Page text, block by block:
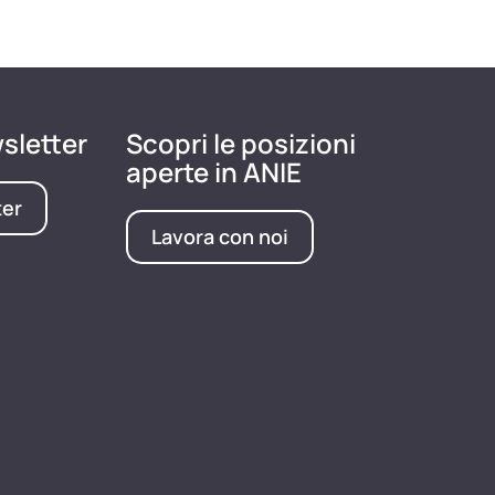
Scopri le posizioni
aperte in ANIE
Lavora con noi